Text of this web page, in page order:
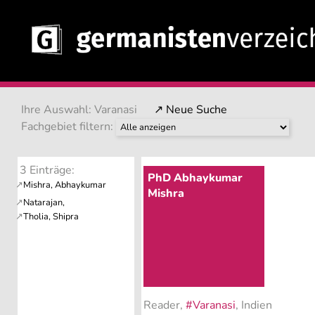
Ihre Auswahl: Varanasi
↗ Neue Suche
Fachgebiet filtern:
3 Einträge:
PhD Abhaykumar
Mishra
Reader, #Varanasi, Indien